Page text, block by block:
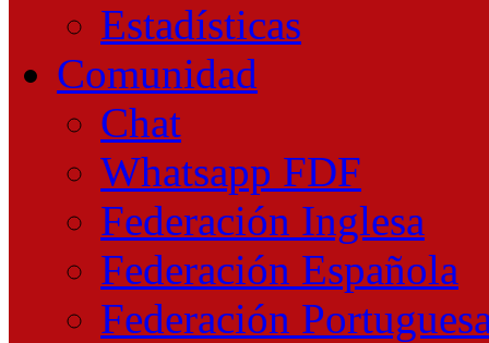
Estadísticas
Comunidad
Chat
Whatsapp FDF
Federación Inglesa
Federación Española
Federación